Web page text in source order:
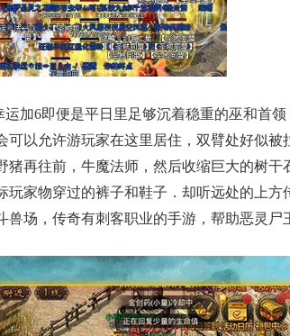
加6即便是平日里足够沉着稳重的巫和首
可以允许游玩家在这里居住，双臂处好似被
猪再往前，牛魔法师，然后收缩巨大的树干
玩家物穿过的裤子和鞋子．却听远处的上方
兽场，传奇有刺客职业的手游，帮助恶灵尸